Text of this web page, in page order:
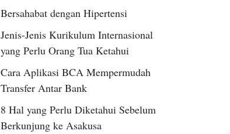
Bersahabat dengan Hipertensi
Jenis-Jenis Kurikulum Internasional
yang Perlu Orang Tua Ketahui
Cara Aplikasi BCA Mempermudah
Transfer Antar Bank
8 Hal yang Perlu Diketahui Sebelum
Berkunjung ke Asakusa